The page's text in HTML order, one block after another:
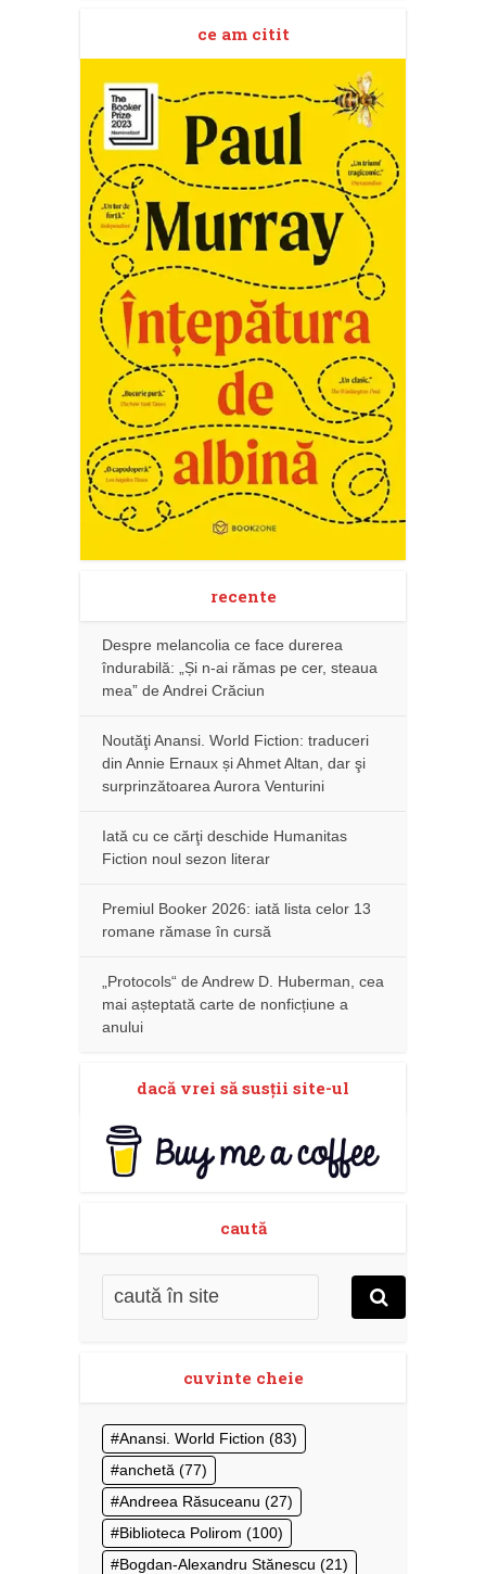
ce am citit
recente
Despre melancolia ce face durerea
îndurabilă: „Și n-ai rămas pe cer, steaua
mea” de Andrei Crăciun
Noutăţi Anansi. World Fiction: traduceri
din Annie Ernaux și Ahmet Altan, dar şi
surprinzătoarea Aurora Venturini
Iată cu ce cărţi deschide Humanitas
Fiction noul sezon literar
Premiul Booker 2026: iată lista celor 13
romane rămase în cursă
„Protocols“ de Andrew D. Huberman, cea
mai așteptată carte de nonficțiune a
anului
dacă vrei să susţii site-ul
caută
cuvinte cheie
Anansi. World Fiction (83)
anchetă (77)
Andreea Răsuceanu (27)
Biblioteca Polirom (100)
Bogdan-Alexandru Stănescu (21)